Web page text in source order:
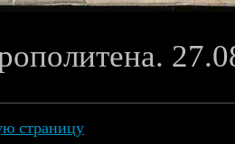
страницу